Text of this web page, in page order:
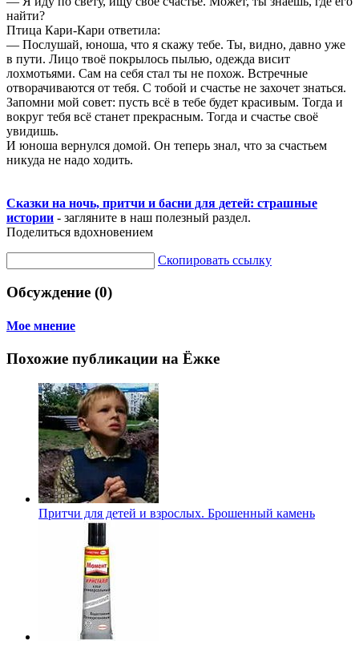
найти?
Птица Кари-Кари ответила:
— Послушай, юноша, что я скажу тебе. Ты, видно, давно уже
в пути. Лицо твоё покрылось пылью, одежда висит
лохмотьями. Сам на себя стал ты не похож. Встречные
отворачиваются от тебя. С тобой и счастье не захочет знаться.
Запомни мой совет: пусть всё в тебе будет красивым. Тогда и
вокруг тебя всё станет прекрасным. Тогда и счастье своё
увидишь.
И юноша вернулся домой. Он теперь знал, что за счастьем
никуда не надо ходить.
Сказки на ночь, притчи и басни для детей: страшные
истории - загляните в наш полезный раздел.
Поделиться вдохновением
Скопировать ссылку
Обсуждение (0)
Мое мнение
Похожие публикации на Ёжке
Притчи для детей и взрослых. Брошенный камень